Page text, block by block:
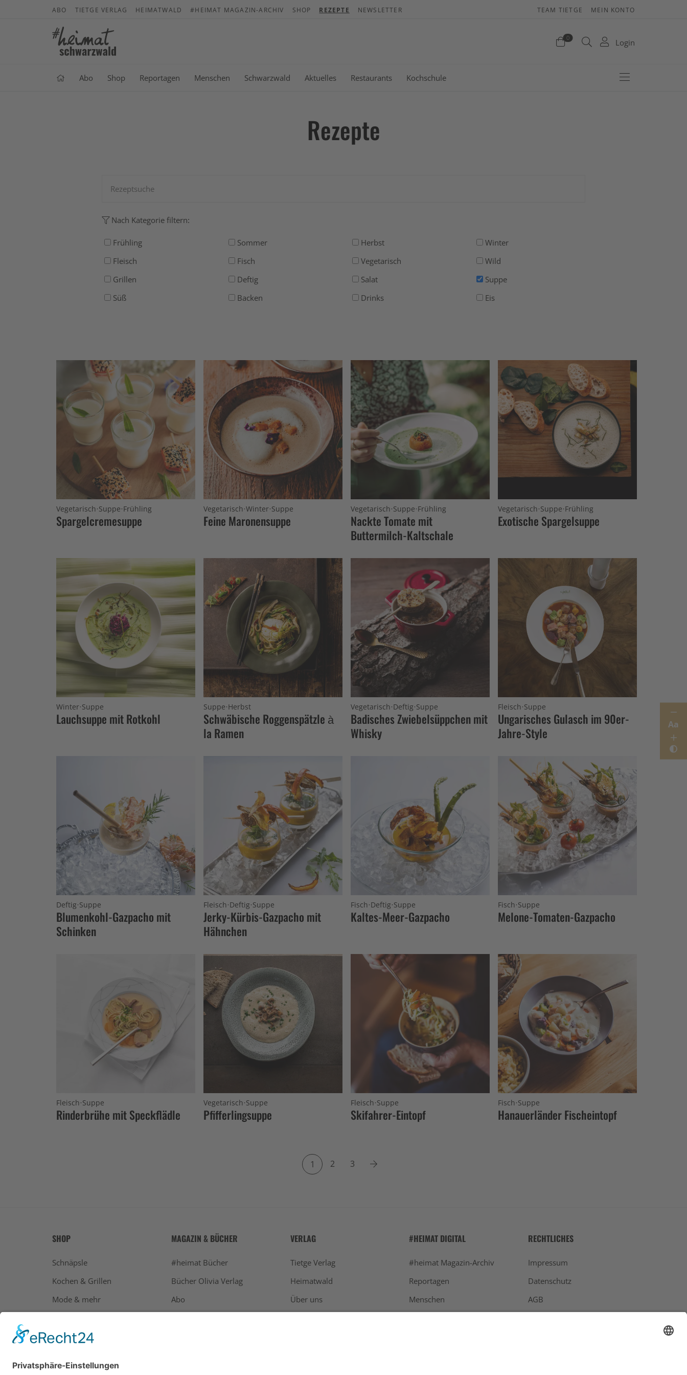
ABO TIETGE VERLAG HEIMATWALD #HEIMAT MAGAZIN-ARCHIV SHOP REZEPTE NEWSLETTER TEAM TIETGE MEIN KONTO
0 Login
Abo Shop Reportagen Menschen Schwarzwald Aktuelles Restaurants Kochschule
Aa
Rezepte
Nach Kategorie filtern:
Frühling Sommer Herbst
Winter
Fleisch
Fisch Vegetarisch
Wild
Grillen
Deftig Salat
Suppe
Süß
Backen Drinks Eis
Vegetarisch·Suppe·Frühling
Spargelcremesuppe
Vegetarisch·Winter·Suppe
Feine Maronensuppe
Vegetarisch·Suppe·Frühling
Nackte Tomate mit
Buttermilch-Kaltschale
Vegetarisch·Suppe·Frühling
Exotische Spargelsuppe
Winter·Suppe
Lauchsuppe mit Rotkohl
Suppe·Herbst
Schwäbische Roggenspätzle à
la Ramen
Vegetarisch·Deftig·Suppe
Badisches Zwiebelsüppchen mit
Whisky
Fleisch·Suppe
Ungarisches Gulasch im 90er-
Jahre-Style
Deftig·Suppe
Blumenkohl-Gazpacho mit
Schinken
Fleisch·Deftig·Suppe
Jerky-Kürbis-Gazpacho mit
Hähnchen
Fisch·Deftig·Suppe
Kaltes-Meer-Gazpacho
Fisch·Suppe
Melone-Tomaten-Gazpacho
Fleisch·Suppe
Rinderbrühe mit Speckflädle
Vegetarisch·Suppe
Pfifferlingsuppe
Fleisch·Suppe
Skifahrer-Eintopf
Fisch·Suppe
Hanauerländer Fischeintopf
1 2 3
SHOP
Schnäpsle
Kochen & Grillen
Mode & mehr
MAGAZIN & BÜCHER
#heimat Bücher
Bücher Olivia Verlag
Abo
VERLAG
Tietge Verlag
Heimatwald
Über uns
#HEIMAT DIGITAL
#heimat Magazin-Archiv
Reportagen
Menschen
RECHTLICHES
Impressum
Datenschutz
AGB